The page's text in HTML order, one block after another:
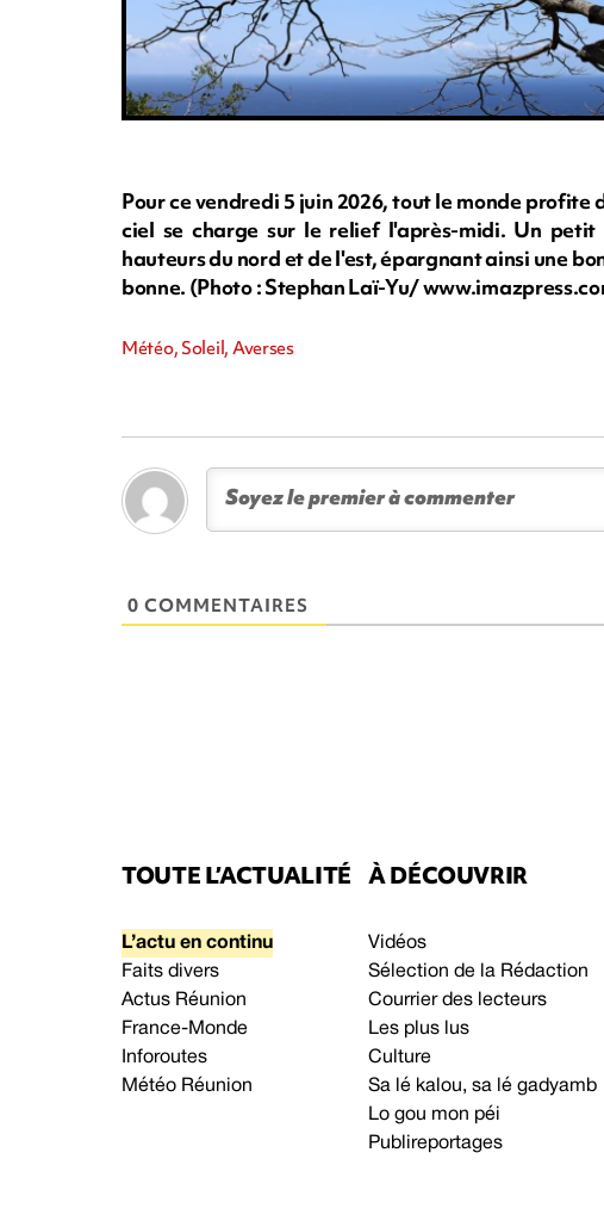
Pour ce vendredi 5 juin 2026, tout le monde
ciel se charge sur le relief l'après-midi. Un petit
hauteurs du nord et de l'est, épargnant ainsi une
bonne. (Photo : Stephan Laï-Yu/
Météo, Soleil, Averses
0 COMMENTAIRES
TOUTE L’ACTUALITÉ
L’actu en continu
Faits divers
Actus Réunion
France-Monde
Inforoutes
Météo Réunion
À DÉCOUVRIR
Vidéos
Sélection de la Rédaction
Courrier des lecteurs
Les plus lus
Culture
Sa lé kalou, sa lé gadyamb
Lo gou mon péi
Publireportages